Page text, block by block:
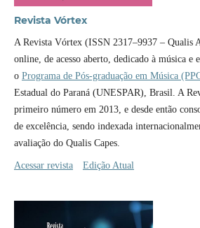
Revista Vórtex
A Revista Vórtex (ISSN 2317–9937 – Qualis
online, de acesso aberto, dedicado à música e
o Programa de Pós-graduação em Música
Estadual do Paraná (UNESPAR), Brasil. A
primeiro número em 2013, e desde então
de excelência, sendo indexada
avaliação do Qualis Capes.
Acessar revista Edição Atual